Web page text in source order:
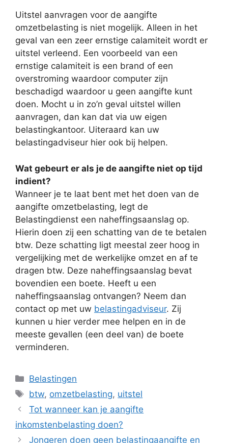
Uitstel aanvragen voor de aangifte
omzetbelasting is niet mogelijk. Alleen in het
geval van een zeer ernstige calamiteit wordt er
uitstel verleend. Een voorbeeld van een
ernstige calamiteit is een brand of een
overstroming waardoor computer zijn
beschadigd waardoor u geen aangifte kunt
doen. Mocht u in zo’n geval uitstel willen
aanvragen, dan kan dat via uw eigen
belastingkantoor. Uiteraard kan uw
belastingadviseur hier ook bij helpen.
Wat gebeurt er als je de aangifte niet op tijd
indient?
Wanneer je te laat bent met het doen van de
aangifte omzetbelasting, legt de
Belastingdienst een naheffingsaanslag op.
Hierin doen zij een schatting van de te betalen
btw. Deze schatting ligt meestal zeer hoog in
vergelijking met de werkelijke omzet en af te
dragen btw. Deze naheffingsaanslag bevat
bovendien een boete. Heeft u een
naheffingsaanslag ontvangen? Neem dan
contact op met uw belastingadviseur. Zij
kunnen u hier verder mee helpen en in de
meeste gevallen (een deel van) de boete
verminderen.
Categorieën
Belastingen
Tags
btw, omzetbelasting, uitstel
Tot wanneer kan je aangifte
inkomstenbelasting doen?
Jongeren doen geen belastingaangifte en